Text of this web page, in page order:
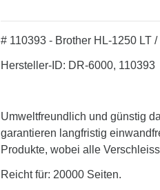
# 110393 - Brother HL-1250 LT
Hersteller-ID: DR-6000, 110393
Umweltfreundlich und günstig
garantieren langfristig
Produkte, wobei alle
Reicht für: 20000 Seiten.